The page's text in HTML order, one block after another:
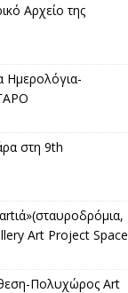
Αρχείο της
στη 9th
Art Project Space
Πολυχώρος Art